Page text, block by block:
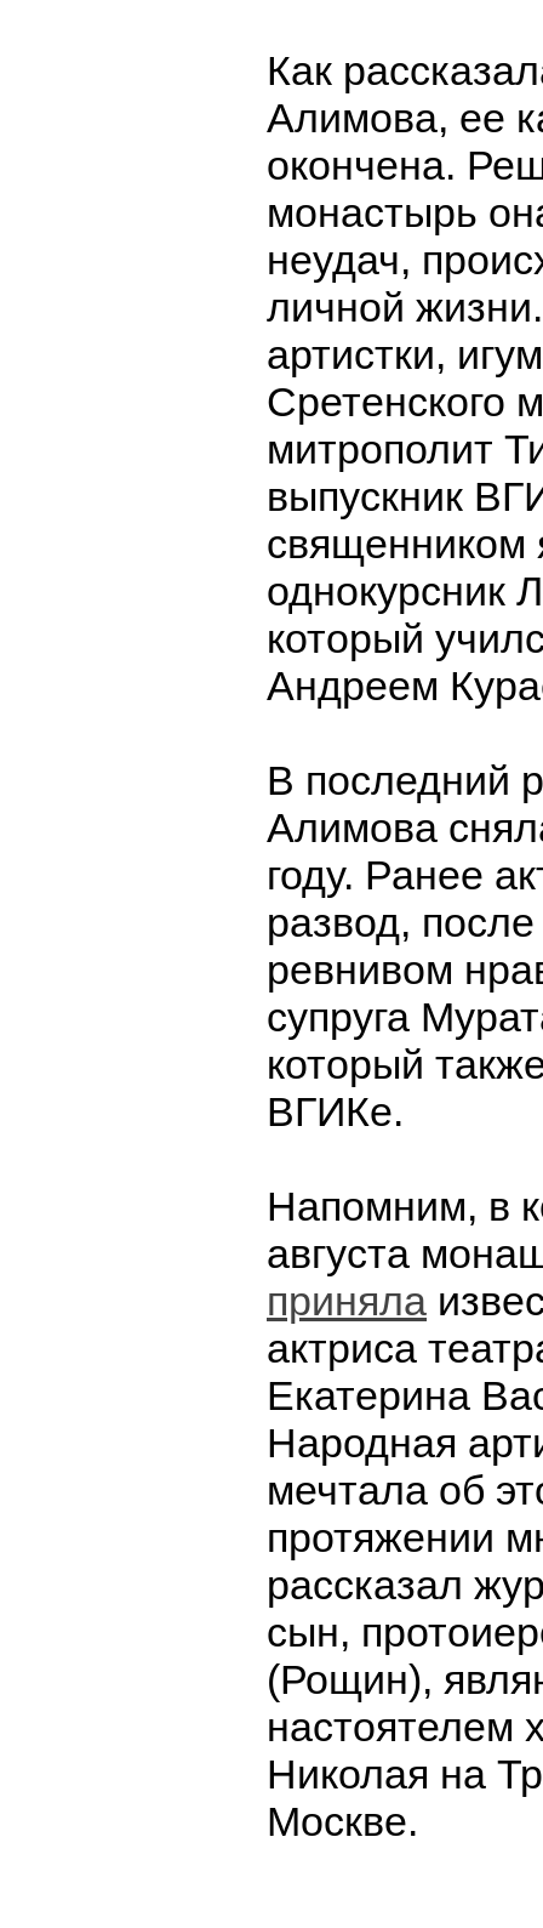
Как
Алимова, ее
окончена.
монастырь
неудач,
личной
артистки,
Сретенского
митрополит
выпускник
священником
однокурсник
который
Андреем
В последний
Алимова
году. Ранее
развод,
ревнивом
супруга
который
ВГИКе.
Напомним, в
августа
приняла
актриса
Екатерина
Народная
мечтала об
протяжении
рассказал
сын,
(Рощин),
настоятелем
Николая на
Москве.